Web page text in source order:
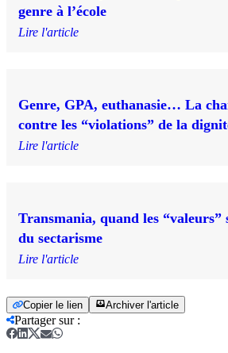
genre à l’école
Lire l'article
Genre, GPA, euthanasie… La
contre les “violations” de la
Lire l'article
Transmania, quand les “valeurs”
du sectarisme
Lire l'article
Copier le lien Archiver l'article
Partager sur: